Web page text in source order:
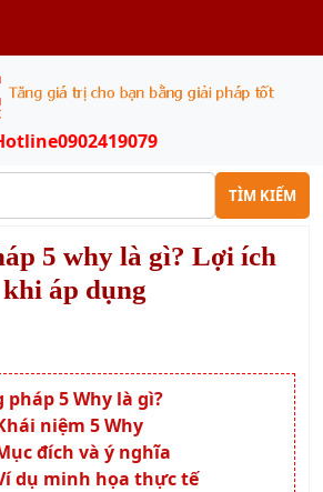
0902419079
TÌM KIẾM
5 why là gì? Lợi ích
khi áp dụng
pháp 5 Why là gì?
niệm 5 Why
đích và ý nghĩa
dụ minh họa thực tế